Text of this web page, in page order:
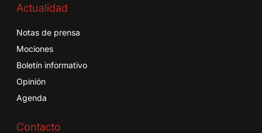
Actualidad
Notas de prensa
Mociones
Boletín informativo
Opinión
Agenda
Contacto